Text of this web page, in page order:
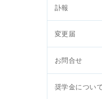
訃報
変更届
お問合せ
奨学金につい